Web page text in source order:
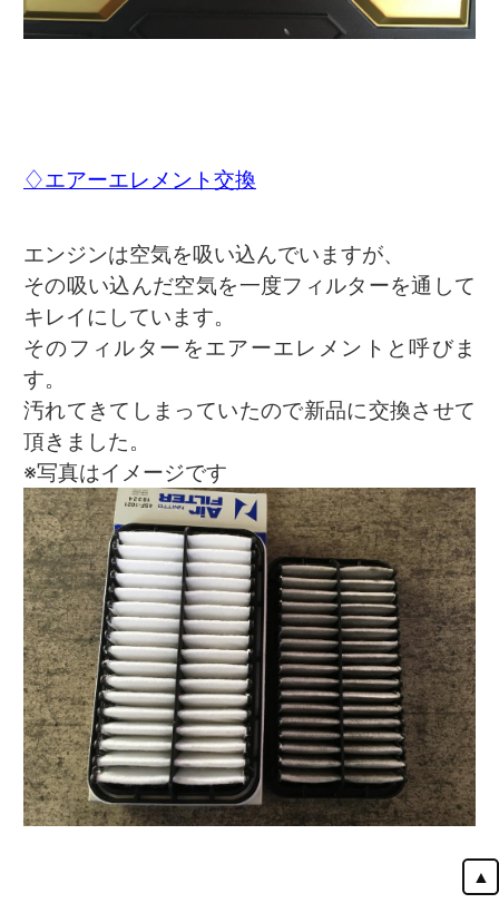
♢エアーエレメント交換
エンジンは空気を吸い込んでいますが、
その吸い込んだ空気を一度フィルターを通して
キレイにしています。
そのフィルターをエアーエレメントと呼びま
す。
汚れてきてしまっていたので新品に交換させて
頂きました。
※写真はイメージです
▲